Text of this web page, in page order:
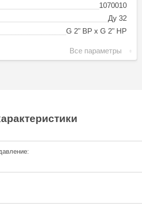
1070010
Ду 32
G 2" ВР х G 2" НР
Все параметры